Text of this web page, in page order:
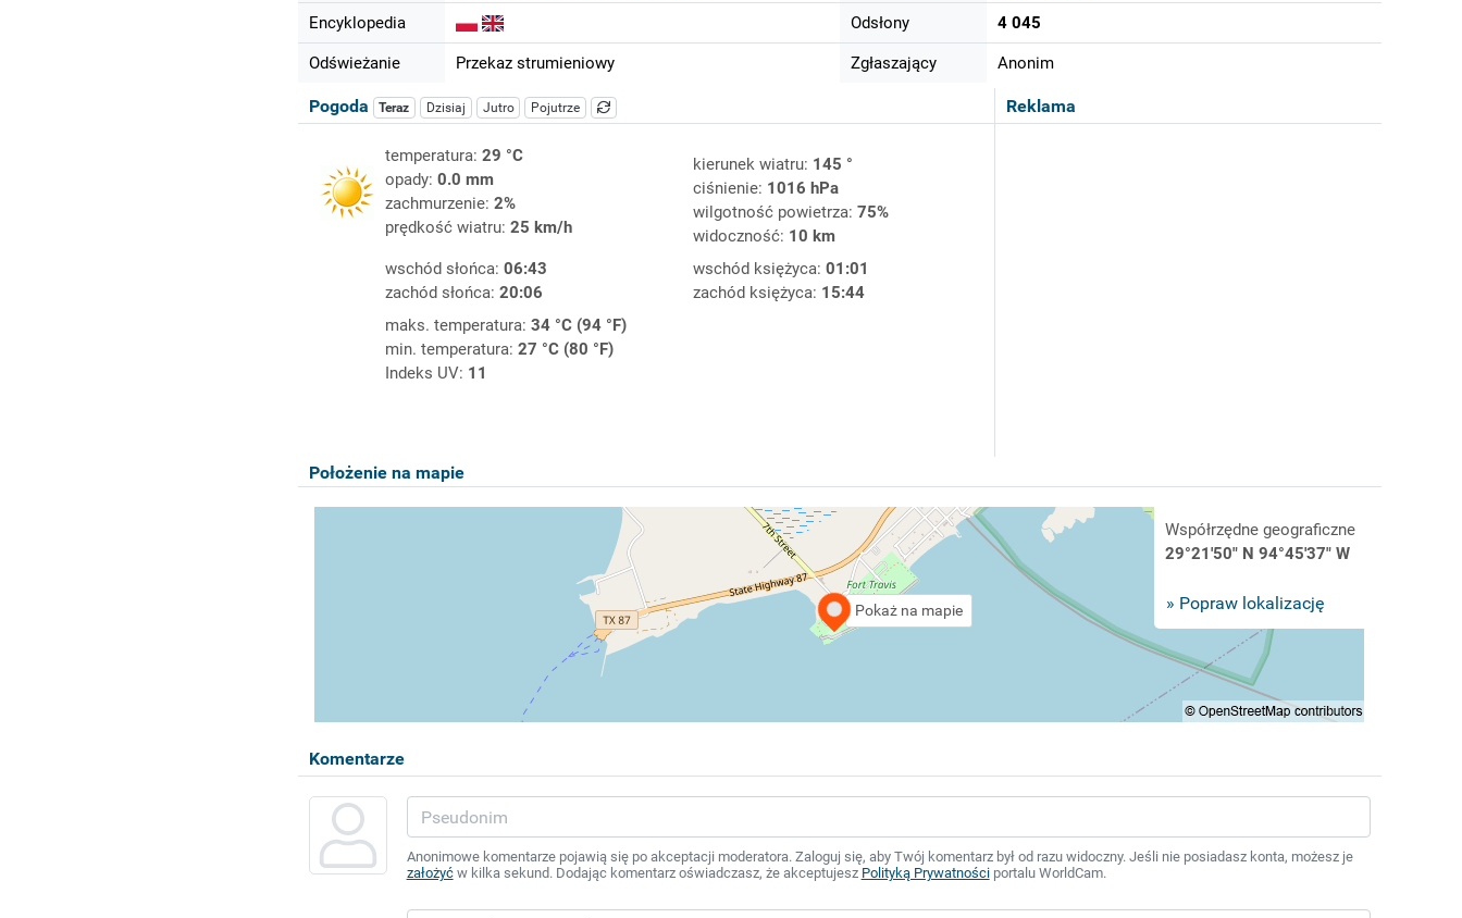
Encyklopedia
Odświeżanie Przekaz strumieniowy
Odsłony 4 045
Zgłaszający Anonim
Reklama
Pogoda Teraz Dzisiaj Jutro Pojutrze
temperatura: 29 °C
opady: 0.0 mm
zachmurzenie: 2%
prędkość wiatru: 25 km/h
kierunek wiatru: 145 °
ciśnienie: 1016 hPa
wilgotność powietrza: 75%
widoczność: 10 km
wschód słońca: 06:43
zachód słońca: 20:06
wschód księżyca: 01:01
zachód księżyca: 15:44
maks. temperatura: 34 °C (94 °F)
min. temperatura: 27 °C (80 °F)
Indeks UV: 11
Położenie na mapie
Pokaż na mapie
Współrzędne geograficzne
29°21'50" N 94°45'37" W
» Popraw lokalizację
Komentarze
Anonimowe komentarze pojawią się po akceptacji moderatora. Zaloguj się, aby Twój komentarz był od razu widoczny. Jeśli nie posiadasz konta, możesz je
założyćw kilka sekund. Dodając komentarz oświadczasz, że akceptujesz Polityką Prywatnościportalu WorldCam.